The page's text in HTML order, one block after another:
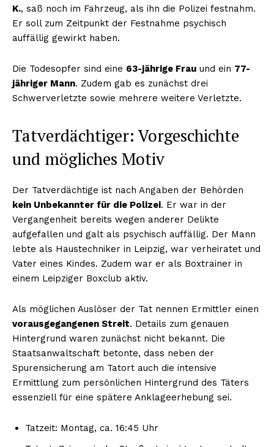
K., saß noch im Fahrzeug, als ihn die Polizei festnahm.
Er soll zum Zeitpunkt der Festnahme psychisch
auffällig gewirkt haben.
Die Todesopfer sind eine 63-jährige Frau und ein 77-
jähriger Mann. Zudem gab es zunächst drei
Schwerverletzte sowie mehrere weitere Verletzte.
Tatverdächtiger: Vorgeschichte
und mögliches Motiv
Der Tatverdächtige ist nach Angaben der Behörden
kein Unbekannter für die Polizei. Er war in der
Vergangenheit bereits wegen anderer Delikte
aufgefallen und galt als psychisch auffällig. Der Mann
lebte als Haustechniker in Leipzig, war verheiratet und
Vater eines Kindes. Zudem war er als Boxtrainer in
einem Leipziger Boxclub aktiv.
Als möglichen Auslöser der Tat nennen Ermittler einen
vorausgegangenen Streit. Details zum genauen
Hintergrund waren zunächst nicht bekannt. Die
Staatsanwaltschaft betonte, dass neben der
Spurensicherung am Tatort auch die intensive
Ermittlung zum persönlichen Hintergrund des Täters
essenziell für eine spätere Anklageerhebung sei.
Tatzeit: Montag, ca. 16:45 Uhr